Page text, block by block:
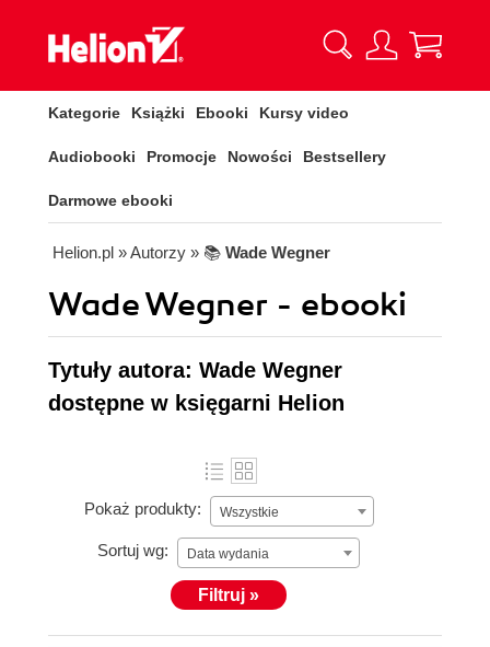
Kategorie Książki Ebooki Kursy video
Audiobooki Promocje Nowości Bestsellery
Darmowe ebooki
Helion.pl » Autorzy » 📚 Wade Wegner
Wade Wegner - ebooki
Tytuły autora: Wade Wegner
dostępne w księgarni Helion
Pokaż produkty: Wszystkie
Sortuj wg: Data wydania
Filtruj »